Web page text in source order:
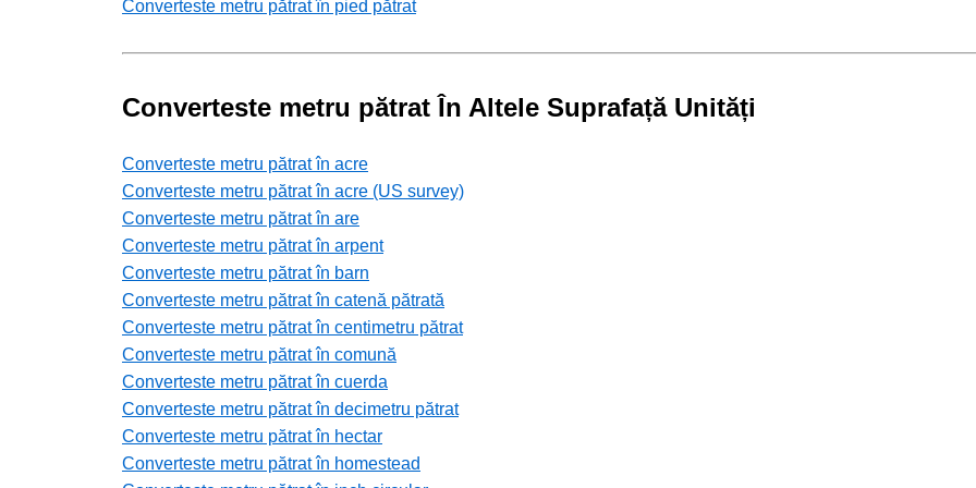
Converteste metru pătrat în pied pătrat
Converteste metru pătrat În Altele Suprafață Unități
Converteste metru pătrat în acre
Converteste metru pătrat în acre (US survey)
Converteste metru pătrat în are
Converteste metru pătrat în arpent
Converteste metru pătrat în barn
Converteste metru pătrat în catenă pătrată
Converteste metru pătrat în centimetru pătrat
Converteste metru pătrat în comună
Converteste metru pătrat în cuerda
Converteste metru pătrat în decimetru pătrat
Converteste metru pătrat în hectar
Converteste metru pătrat în homestead